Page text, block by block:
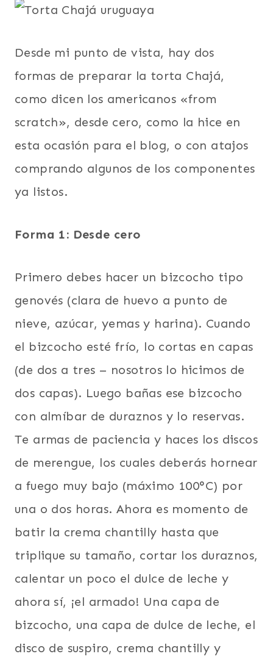
Desde mi punto de vista, hay dos
formas de preparar la torta Chajá,
como dicen los americanos «from
scratch», desde cero, como la hice en
esta ocasión para el blog, o con atajos
comprando algunos de los componentes
ya listos.
Forma 1: Desde cero
Primero debes hacer un bizcocho tipo
genovés (clara de huevo a punto de
nieve, azúcar, yemas y harina). Cuando
el bizcocho esté frío, lo cortas en capas
(de dos a tres – nosotros lo hicimos de
dos capas). Luego bañas ese bizcocho
con almíbar de duraznos y lo reservas.
Te armas de paciencia y haces los discos
de merengue, los cuales deberás hornear
a fuego muy bajo (máximo 100°C) por
una o dos horas. Ahora es momento de
batir la crema chantilly hasta que
triplique su tamaño, cortar los duraznos,
calentar un poco el dulce de leche y
ahora sí, ¡el armado! Una capa de
bizcocho, una capa de dulce de leche, el
disco de suspiro, crema chantilly y